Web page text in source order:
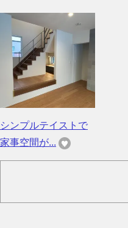
シンプルテイストで
家事空間が...